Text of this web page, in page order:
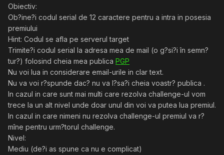
Obiectiv:
Ob?ine?i codul serial de 12 caractere pentru a intra in posesia
premiului
Hint: Codul se afla pe serverul target
Trimite?i codul serial la adresa mea de mail (o g?si?i în semn?
tur?) folosind cheia mea publica PGP
Nu voi lua in considerare email-urile in clar text.
Nu va voi r?spunde dac? nu va l?sa?i cheia voastr? publica .
In cazul in care sunt mai multi care rezolva challenge-ul vom
trece la un alt nivel unde doar unul din voi va putea lua premiul.
In cazul in care nimeni nu rezolva challenge-ul premiul va r?
mîne pentru urm?torul challenge.
Nivel:
Mediu (de?i as spune ca nu e complicat)